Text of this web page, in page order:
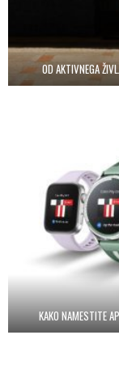
OD AKTIVNEGA
KAKO NAMESTITE